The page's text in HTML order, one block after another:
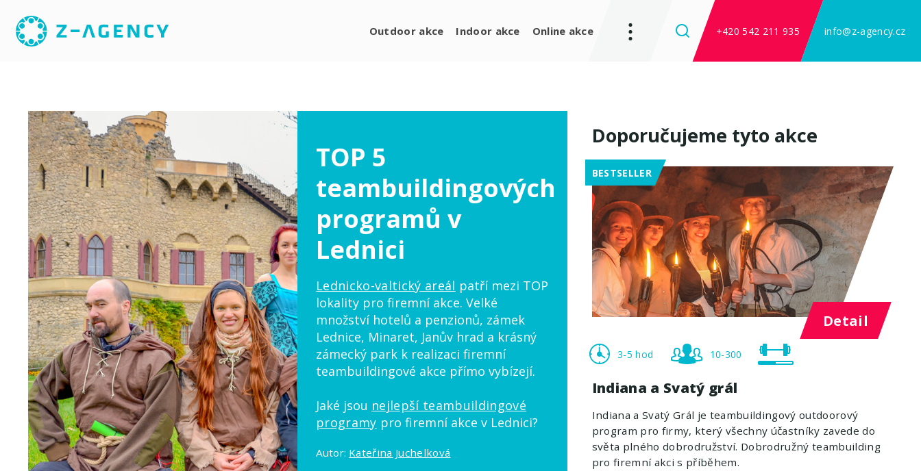
Outdoor akce Indoor akce Online akce +420 542 211 935 info@z-agency.cz
TOP 5
teambuildingových
programů v
Lednici
Lednicko-valtický areál patří mezi TOP
lokality pro firemní akce. Velké
množství hotelů a penzionů, zámek
Lednice, Minaret, Janův hrad a krásný
zámecký park k realizaci firemní
teambuildingové akce přímo vybízejí.
Jaké jsou nejlepší teambuildingové
programy pro firemní akce v Lednici?
Autor: Kateřina Juchelková
Doporučujeme tyto akce
BESTSELLER
Detail
3-5 hod 10-300
Indiana a Svatý grál
Indiana a Svatý Grál je teambuildingový outdoorový
program pro firmy, který všechny účastníky zavede do
světa plného dobrodružství. Dobrodružný teambuilding
pro firemní akci s příběhem.